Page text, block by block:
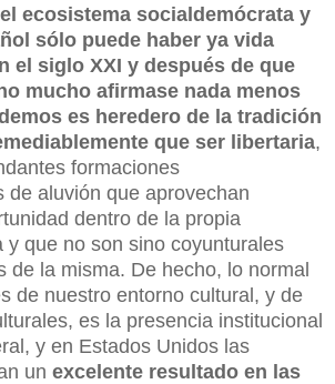
ecosistema socialdemócrata y
sólo puede haber ya vida
el siglo XXI y después de que
mucho afirmase nada menos
es heredero de la tradición
que ser libertaria,
formaciones
de aluvión que aprovechan
dentro de la propia
y que no son sino coyunturales
de la misma. De hecho, lo normal
de nuestro entorno cultural, y de
es la presencia institucional
y en Estados Unidos las
un excelente resultado en las